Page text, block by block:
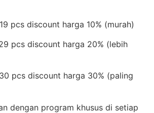
pcs discount harga 10% (murah)
pcs discount harga 20% (lebih
pcs discount harga 30% (paling
dengan program khusus di setiap